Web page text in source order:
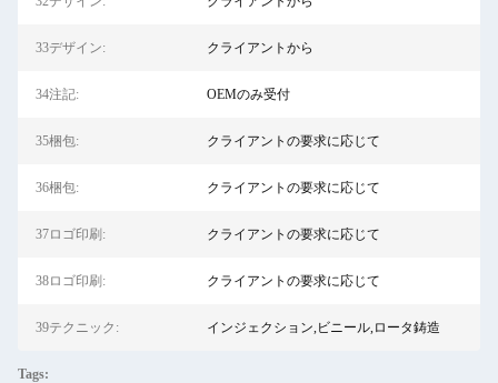
33デザイン: クライアントから
34注記: OEMのみ受付
35梱包: クライアントの要求に応じて
36梱包: クライアントの要求に応じて
37ロゴ印刷: クライアントの要求に応じて
38ロゴ印刷: クライアントの要求に応じて
39テクニック: インジェクション,ビニール,ロータ鋳造
Tags: